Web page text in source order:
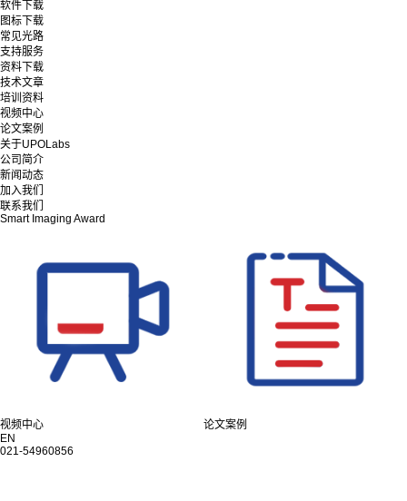
软件下载
图标下载
常见光路
支持服务
资料下载
技术文章
培训资料
视频中心
论文案例
关于UPOLabs
公司简介
新闻动态
加入我们
联系我们
Smart Imaging Award
视频中心
论文案例
EN
021-54960856